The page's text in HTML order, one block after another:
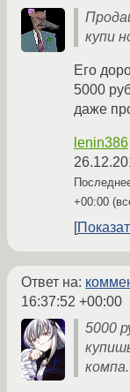
купи
Его
5000
даже
lenin386
+00:00
Ответ на:
16:37:52 +00:00
5000
компа.